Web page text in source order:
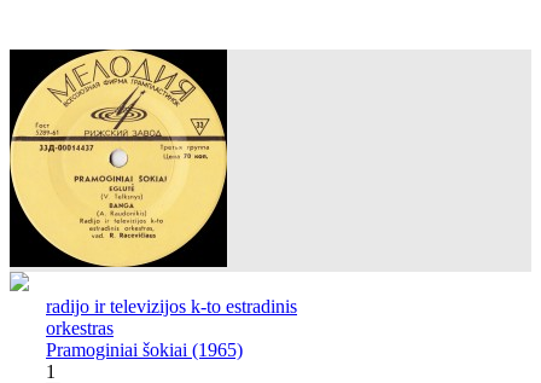
radijo ir televizijos k-to estradinis
orkestras
Pramoginiai šokiai (1965)
1